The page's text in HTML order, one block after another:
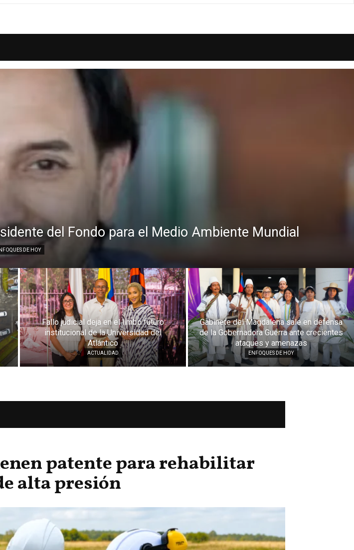
del Fondo para el Medio Ambiente Mundial
DE HOY
Fallo judicial deja en el limbo futuro
institucional de la Universidad del
Atlántico
ACTUALIDAD
Gabinete del Magdalena sale en defensa
de la Gobernadora Guerra ante crecientes
ataques y amenazas
ENFOQUES DE HOY
patente para rehabilitar
alta presión